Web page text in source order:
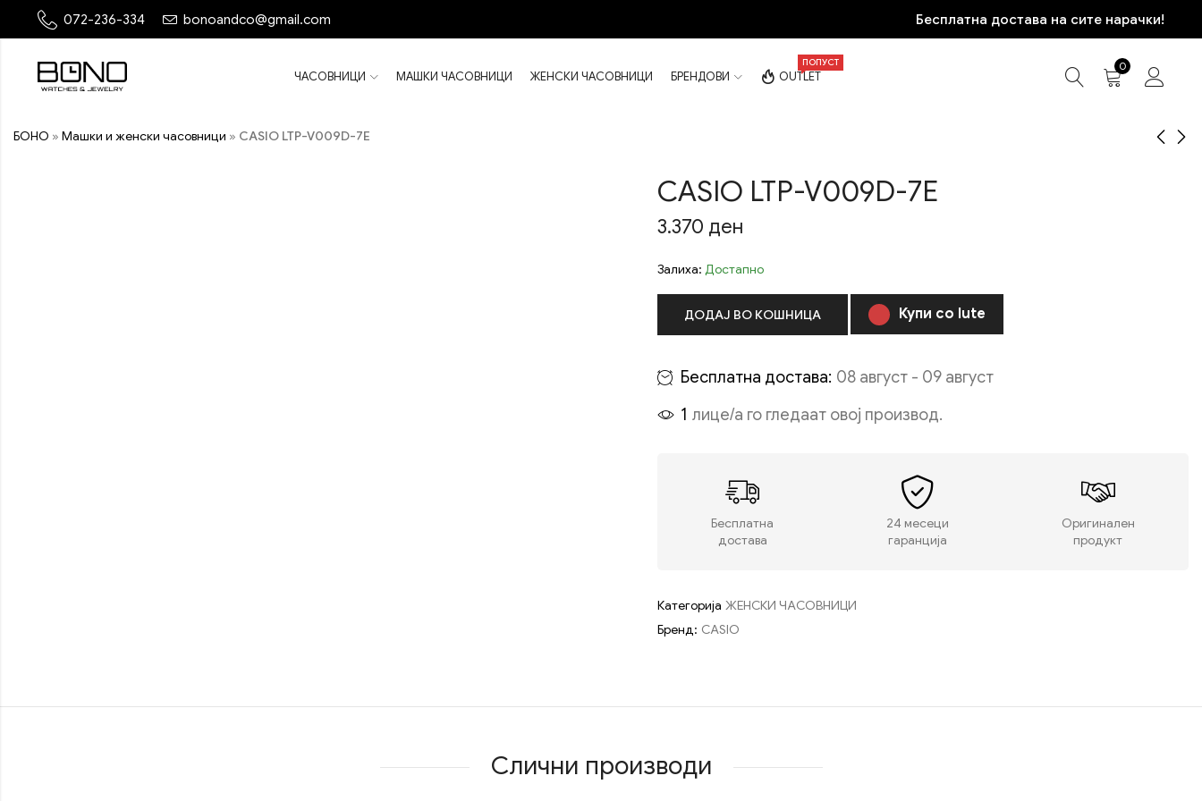
072-236-334 bonoandco@gmail.com Бесплатна достава на сите нарачки!
ЧАСОВНИЦИ МАШКИ ЧАСОВНИЦИ ЖЕНСКИ ЧАСОВНИЦИ БРЕНДОВИ OUTLET
ПОПУСТ 0
БОНО » Машки и женски часовници » CASIO LTP-V009D-7E
CASIO LTP-V009D-7E
3.370 ден
Залиха: Достапно
ДОДАЈ ВО КОШНИЦА Купи со Iute
Бесплатна достава: 08 август - 09 август
1 лице/а го гледаат овој производ.
Бесплатна
достава
24 месеци
гаранција
Оригинален
продукт
Категорија ЖЕНСКИ ЧАСОВНИЦИ
Бренд: CASIO
Слични производи